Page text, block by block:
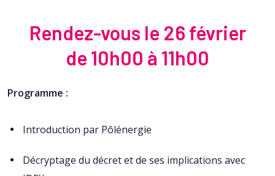
Rendez-vous le 26 février
de 10h00 à 11h00
Programme :
Introduction par Pôlénergie
Décryptage du décret et de ses implications avec